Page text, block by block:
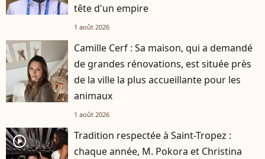
tête d'un empire
1 août 2026
Camille Cerf : Sa maison, qui a demandé
de grandes rénovations, est située près
de la ville la plus accueillante pour les
animaux
1 août 2026
player2
Tradition respectée à Saint-Tropez :
chaque année, M. Pokora et Christina